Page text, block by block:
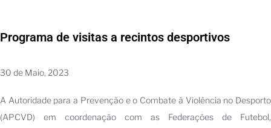
Programa de visitas a recintos desportivos
30 de Maio, 2023
A Autoridade para a Prevenção e o Combate à Violência no Desporto
(APCVD) em coordenação com as Federações de Futebol,